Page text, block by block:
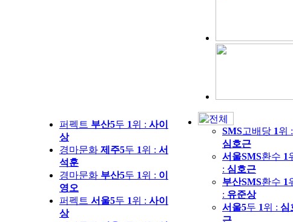
퍼펙트 부산5두 1위 : 사이
상
경마문화 제주5두 1위 : 서
석훈
경마문화 부산5두 1위 : 이
영오
퍼펙트 서울5두 1위 : 사이
상
SMS고배당 1위 :
심호근
서울SMS환수 1
: 심호근
부산SMS환수 1
: 유준상
서울5두 1위 : 심
근